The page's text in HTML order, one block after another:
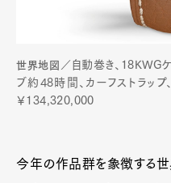
世界地図 ／ 自動巻き、18KWG
ブ約48時間、カーフストラップ
￥134,320,000
今年の作品群を象徴する世